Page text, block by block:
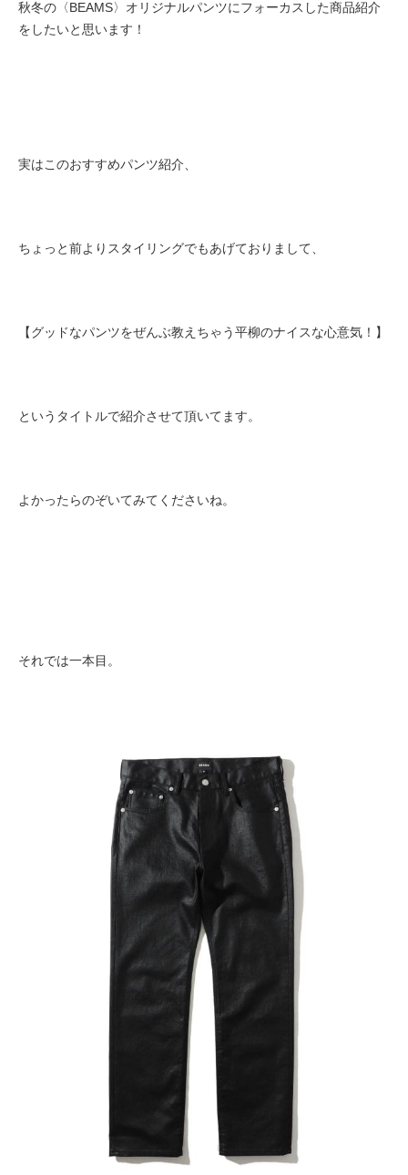
秋冬の〈BEAMS〉オリジナルパンツにフォーカスした商品紹介
をしたいと思います！
実はこのおすすめパンツ紹介、
ちょっと前よりスタイリングでもあげておりまして、
【グッドなパンツをぜんぶ教えちゃう平柳のナイスな心意気！】
というタイトルで紹介させて頂いてます。
よかったらのぞいてみてくださいね。
それでは一本目。